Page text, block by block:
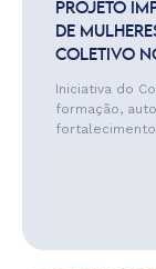
PROJETO
DE
COLETIVO
Iniciativa do
formação,